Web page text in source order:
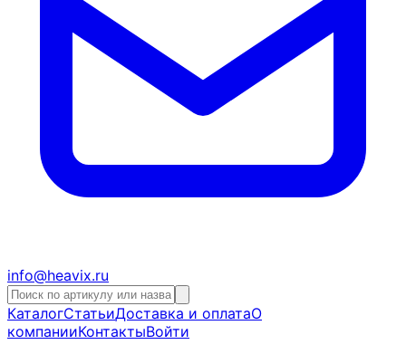
info@heavix.ru
КаталогСтатьиДоставка и оплатаО
компанииКонтактыВойти